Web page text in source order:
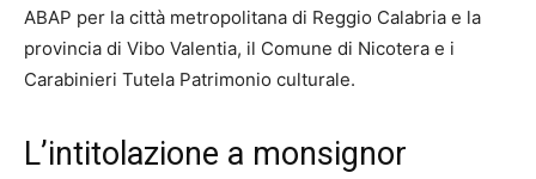
ABAP per la città metropolitana di Reggio Calabria e la
provincia di Vibo Valentia, il Comune di Nicotera e i
Carabinieri Tutela Patrimonio culturale.
L’intitolazione a monsignor